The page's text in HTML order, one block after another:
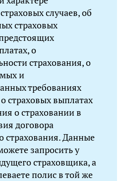
случаев, об
страховых
о
страхования, о
и
требованиях
страховых выплатах
о страховании в
договора
страхования. Данные
запросить у
страховщика, а
полис в той же